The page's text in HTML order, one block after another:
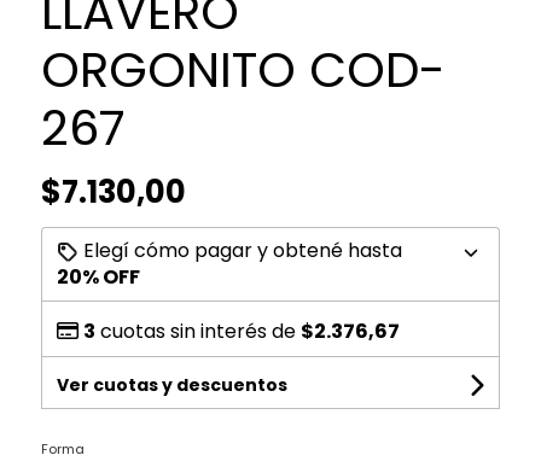
ORGONITO COD-
267
$7.130,00
Elegí cómo pagar y obtené hasta
20% OFF
3 cuotas sin interés de $2.376,67
Ver cuotas y descuentos
Forma